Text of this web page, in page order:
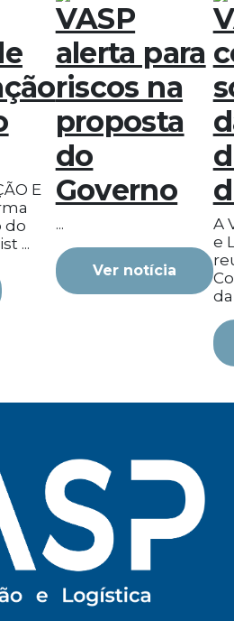
E
do
...
VASP
alerta para
riscos na
proposta
do
Governo
...
Ver notícia
A
e